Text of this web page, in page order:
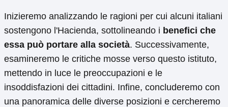
Inizieremo analizzando le ragioni per cui alcuni italiani
sostengono l'Hacienda, sottolineando i benefici che
essa può portare alla società. Successivamente,
esamineremo le critiche mosse verso questo istituto,
mettendo in luce le preoccupazioni e le
insoddisfazioni dei cittadini. Infine, concluderemo con
una panoramica delle diverse posizioni e cercheremo